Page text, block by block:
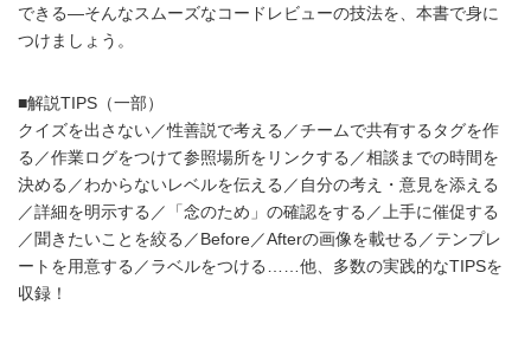
できる―そんなスムーズなコードレビューの技法を、本書で身に
つけましょう。
■解説TIPS（一部）
クイズを出さない／性善説で考える／チームで共有するタグを作
る／作業ログをつけて参照場所をリンクする／相談までの時間を
決める／わからないレベルを伝える／自分の考え・意見を添える
／詳細を明示する／「念のため」の確認をする／上手に催促する
／聞きたいことを絞る／Before／Afterの画像を載せる／テンプレ
ートを用意する／ラベルをつける……他、多数の実践的なTIPSを
収録！